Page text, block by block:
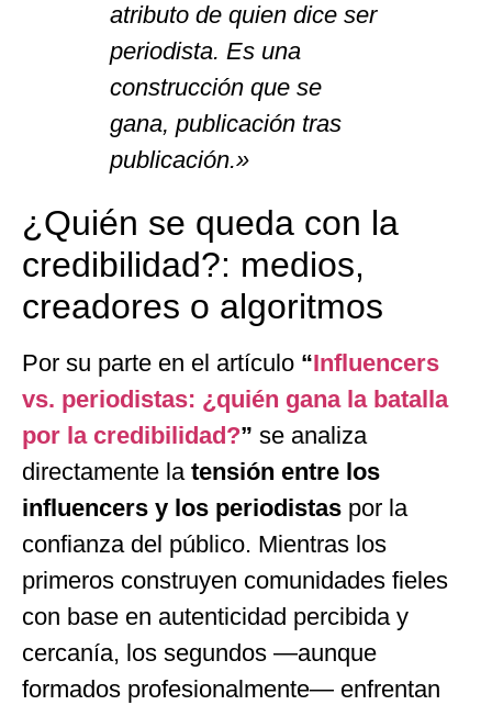
atributo de quien dice ser
periodista. Es una
construcción que se
gana, publicación tras
publicación.»
¿Quién se queda con la
credibilidad?: medios,
creadores o algoritmos
Por su parte en el artículo “Influencers
vs. periodistas: ¿quién gana la batalla
por la credibilidad?” se analiza
directamente la tensión entre los
influencers y los periodistas por la
confianza del público. Mientras los
primeros construyen comunidades fieles
con base en autenticidad percibida y
cercanía, los segundos —aunque
formados profesionalmente— enfrentan